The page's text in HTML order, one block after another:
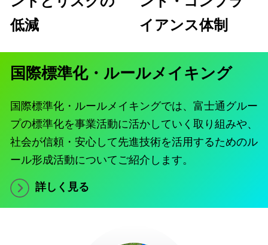
低減
イアンス体制
国際標準化・ルールメイキング
国際標準化・ルールメイキングでは、富士通グルー
プの標準化を事業活動に活かしていく取り組みや、
社会が信頼・安心して先進技術を活用するためのル
ール形成活動についてご紹介します。
詳しく見る